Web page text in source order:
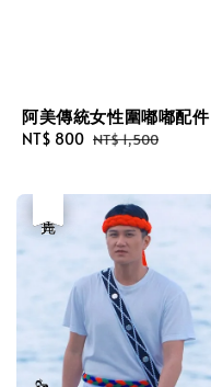
阿美傳統女性圍嘟嘟配件
Sale
NT$ 800 Regular
NT$ 1,500